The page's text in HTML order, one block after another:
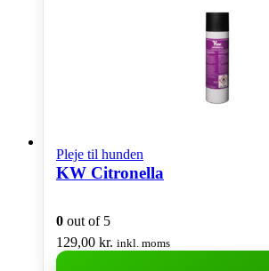
Pleje til hunden
KW Citronella
0 out of 5
129,00 kr. inkl. moms